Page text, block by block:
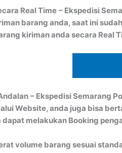
Real Time – Ekspedisi
barang anda, saat ini
kiriman anda secara Real
– Ekspedisi Semarang
Website, anda juga bisa
melakukan Booking
volume barang sesuai